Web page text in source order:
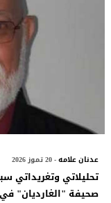
عدنان علامه- 20 تموز 2026
تحليلاتي
صحيفة "الغارديان"